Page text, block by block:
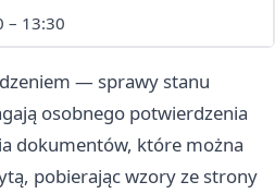
– 13:30
— sprawy stanu
osobnego potwierdzenia
dokumentów, które można
pobierając wzory ze strony